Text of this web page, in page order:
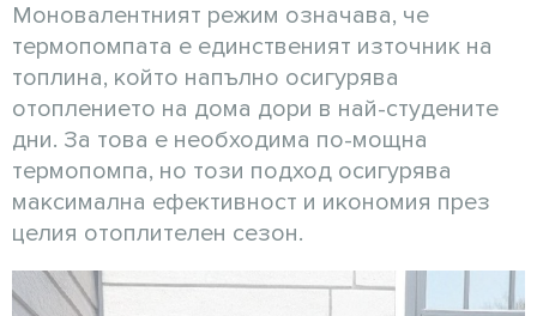
Моновалентният режим означава, че
термопомпата е единственият източник на
топлина, който напълно осигурява
отоплението на дома дори в най-студените
дни. За това е необходима по-мощна
термопомпа, но този подход осигурява
максимална ефективност и икономия през
целия отоплителен сезон.